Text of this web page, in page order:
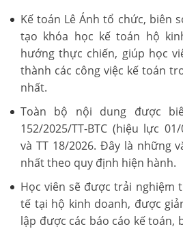
Kế toán Lê Ánh tổ chức, biên
tạo khóa học kế toán hộ
hướng thực chiến, giúp học
thành các công việc kế toán
nhất.
Toàn bộ nội dung được
152/2025/TT-BTC (hiệu lực
và TT 18/2026. Đây là những
nhất theo quy định hiện hành.
Học viên sẽ được trải nghiệm
tế tại hộ kinh doanh, được
lập được các báo cáo kế toán,